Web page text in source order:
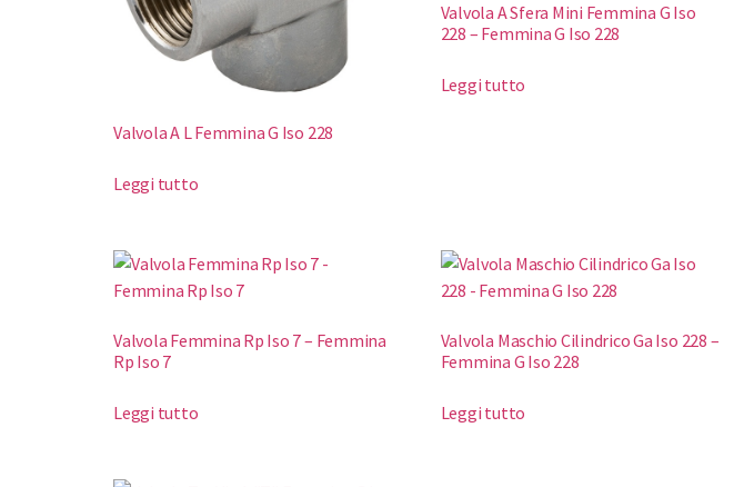
Valvola A L Femmina G Iso 228
Leggi tutto
Valvola A Sfera Mini Femmina G Iso
228 – Femmina G Iso 228
Leggi tutto
Valvola Femmina Rp Iso 7 – Femmina
Rp Iso 7
Leggi tutto
Valvola Maschio Cilindrico Ga Iso 228 –
Femmina G Iso 228
Leggi tutto